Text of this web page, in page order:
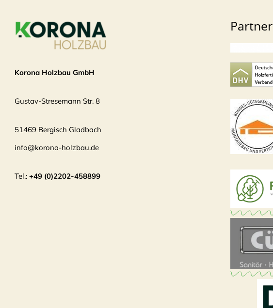
Korona Holzbau GmbH
Gustav-Stresemann Str. 8
51469 Bergisch Gladbach
info@korona-holzbau.de
Tel.: +49 (0)2202-458899
Partner